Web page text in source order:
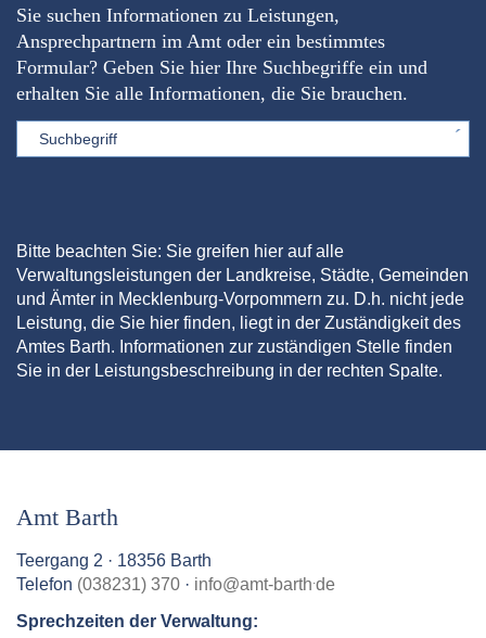
Sie suchen Informationen zu Leistungen,
Ansprechpartnern im Amt oder ein bestimmtes
Formular? Geben Sie hier Ihre Suchbegriffe ein und
erhalten Sie alle Informationen, die Sie brauchen.
Sword
Bitte beachten Sie: Sie greifen hier auf alle
Verwaltungsleistungen der Landkreise, Städte, Gemeinden
und Ämter in Mecklenburg-Vorpommern zu. D.h. nicht jede
Leistung, die Sie hier finden, liegt in der Zuständigkeit des
Amtes Barth. Informationen zur zuständigen Stelle finden
Sie in der Leistungsbeschreibung in der rechten Spalte.
Amt Barth
Teergang 2 · 18356 Barth
Telefon (038231) 370 · info@amt-barth.de
Sprechzeiten der Verwaltung: